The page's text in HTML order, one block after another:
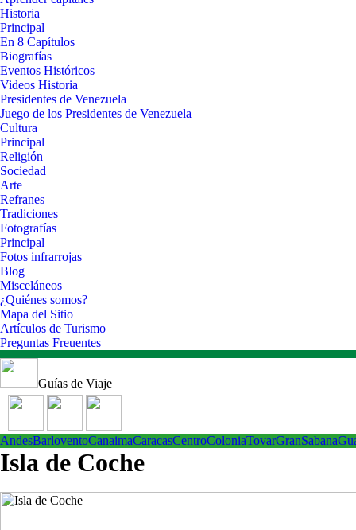
Historia
Principal
En 8 Capítulos
Biografías
Eventos Históricos
Videos Historia
Presidentes de Venezuela
Juego de los Presidentes de Venezuela
Cultura
Principal
Religión
Sociedad
Arte
Refranes
Tradiciones
Fotografías
Principal
Fotos infrarrojas
Blog
Misceláneos
¿Quiénes somos?
Mapa del Sitio
Artículos de Turismo
Preguntas Freuentes
Guías de Viaje
AndesBarloventoCanaimaCaracasCentroColoniaTovarGranSabana
Isla de Coche